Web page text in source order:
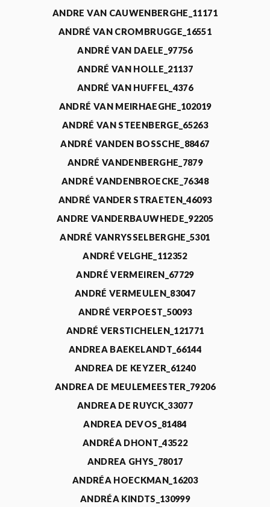
ANDRE VAN CAUWENBERGHE_11171
ANDRÉ VAN CROMBRUGGE_16551
ANDRÉ VAN DAELE_97756
ANDRÉ VAN HOLLE_21137
ANDRÉ VAN HUFFEL_4376
ANDRÉ VAN MEIRHAEGHE_102019
ANDRÉ VAN STEENBERGE_65263
ANDRÉ VANDEN BOSSCHE_88467
ANDRÉ VANDENBERGHE_7879
ANDRÉ VANDENBROECKE_76348
ANDRÉ VANDER STRAETEN_46093
ANDRE VANDERBAUWHEDE_92205
ANDRÉ VANRYSSELBERGHE_5301
ANDRÉ VELGHE_112352
ANDRÉ VERMEIREN_67729
ANDRÉ VERMEULEN_83047
ANDRÉ VERPOEST_50093
ANDRÉ VERSTICHELEN_121771
ANDREA BAEKELANDT_66144
ANDREA DE KEYZER_61240
ANDREA DE MEULEMEESTER_79206
ANDREA DE RUYCK_33077
ANDREA DEVOS_81484
ANDRÉA DHONT_43522
ANDREA GHYS_78017
ANDRÉA HOECKMAN_16203
ANDRÉA KINDTS_130999